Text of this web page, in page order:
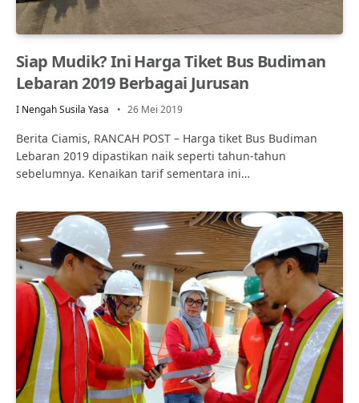
Siap Mudik? Ini Harga Tiket Bus Budiman
Lebaran 2019 Berbagai Jurusan
I Nengah Susila Yasa 26 Mei 2019
Berita Ciamis, RANCAH POST – Harga tiket Bus Budiman
Lebaran 2019 dipastikan naik seperti tahun-tahun
sebelumnya. Kenaikan tarif sementara ini…